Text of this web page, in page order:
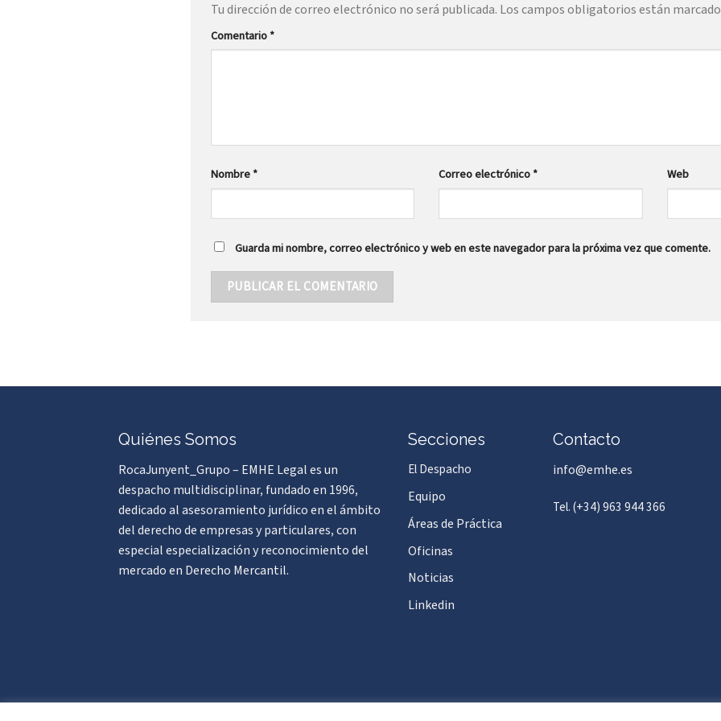
Tu dirección de correo electrónico no será publicada. Los campos obligatorios están
Comentario*
Nombre* Correo electrónico* Web
Guarda mi nombre, correo electrónico y web en este navegador para la próxima vez que comente.
Quiénes Somos
RocaJunyent_Grupo – EMHE Legal es un
despacho multidisciplinar, fundado en 1996,
dedicado al asesoramiento jurídico en el ámbito
del derecho de empresas y particulares, con
especial especialización y reconocimiento del
mercado en Derecho Mercantil.
Secciones
El Despacho
Equipo
Áreas de Práctica
Oficinas
Noticias
Linkedin
Contacto
info@emhe.es
Tel. (+34) 963 944 366